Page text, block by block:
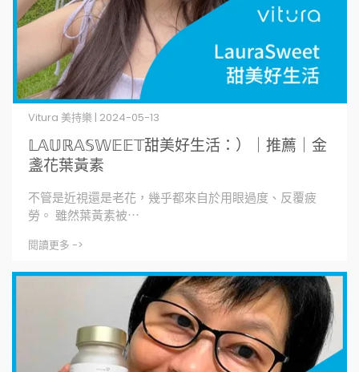
𝕃𝔸𝕌ℝ𝔸𝕊𝕎𝔼𝔼𝕋甜美好生活：）｜推薦｜金
盞花葉黃素
Vitura 美持樂 | 2024-05-13
不管是近視還是老花，幾乎都來自於用眼過度、反覆疲
勞。 雖然葉黃素被⋯
閱讀更多 ->